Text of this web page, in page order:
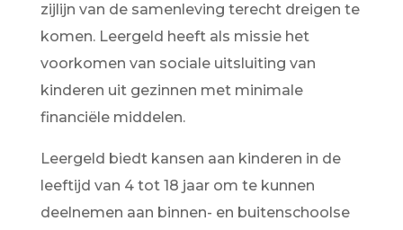
zijlijn van de samenleving terecht dreigen te
komen. Leergeld heeft als missie het
voorkomen van sociale uitsluiting van
kinderen uit gezinnen met minimale
financiële middelen.
Leergeld biedt kansen aan kinderen in de
leeftijd van 4 tot 18 jaar om te kunnen
deelnemen aan binnen- en buitenschoolse